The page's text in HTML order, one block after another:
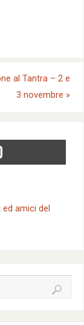
al Tantra – 2 e
3 novembre »
amici del